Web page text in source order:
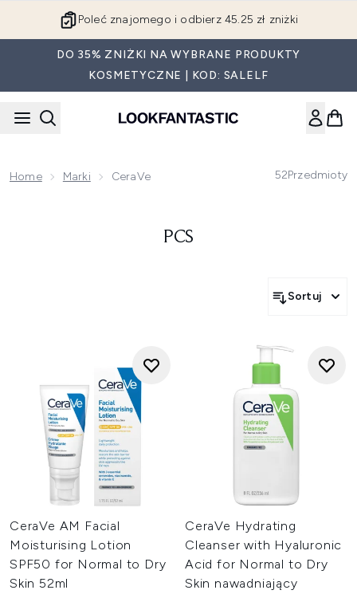
Poleć znajomego i odbierz 45.25 zł zniżki
DO 35% ZNIŻKI NA WYBRANE PRODUKTY
KOSMETYCZNE | KOD: SALELF
Home Marki CeraVe 52Przedmioty
PCS
Sortuj
CeraVe AM Facial
Moisturising Lotion
SPF50 for Normal to Dry
Skin 52ml
CeraVe Hydrating
Cleanser with Hyaluronic
Acid for Normal to Dry
Skin nawadniający